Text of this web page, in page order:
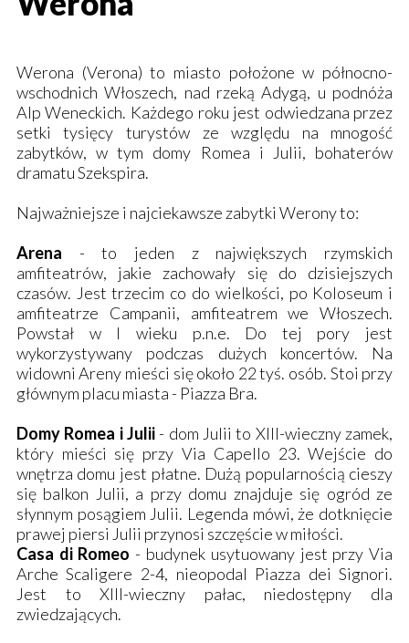
Werona (Verona) to miasto położone w północno-
wschodnich Włoszech, nad rzeką Adygą, u podnóża
Alp Weneckich. Każdego roku jest odwiedzana przez
setki tysięcy turystów ze względu na mnogość
zabytków, w tym domy Romea i Julii, bohaterów
dramatu Szekspira.
Najważniejsze i najciekawsze zabytki Werony to:
Arena - to jeden z największych rzymskich
amfiteatrów, jakie zachowały się do dzisiejszych
czasów. Jest trzecim co do wielkości, po Koloseum i
amfiteatrze Campanii, amfiteatrem we Włoszech.
Powstał w I wieku p.n.e. Do tej pory jest
wykorzystywany podczas dużych koncertów. Na
widowni Areny mieści się około 22 tyś. osób. Stoi przy
głównym placu miasta - Piazza Bra.
Domy Romea i Julii- dom Julii to XIII-wieczny zamek,
który mieści się przy Via Capello 23. Wejście do
wnętrza domu jest płatne. Dużą popularnością cieszy
się balkon Julii, a przy domu znajduje się ogród ze
słynnym posągiem Julii. Legenda mówi, że dotknięcie
prawej piersi Julii przynosi szczęście w miłości.
Casa di Romeo - budynek usytuowany jest przy Via
Arche Scaligere 2-4, nieopodal Piazza dei Signori.
Jest to XIII-wieczny pałac, niedostępny dla
zwiedzających.